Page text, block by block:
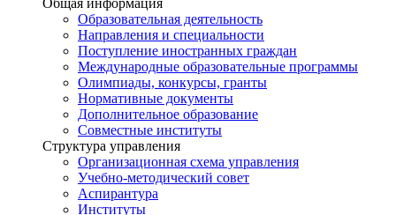
Образовательная деятельность
Направления и специальности
Поступление иностранных граждан
Международные образовательные программы
Олимпиады, конкурсы, гранты
Нормативные документы
Дополнительное образование
Совместные институты
Структура управления
Организационная схема управления
Учебно-методический совет
Аспирантура
Институты